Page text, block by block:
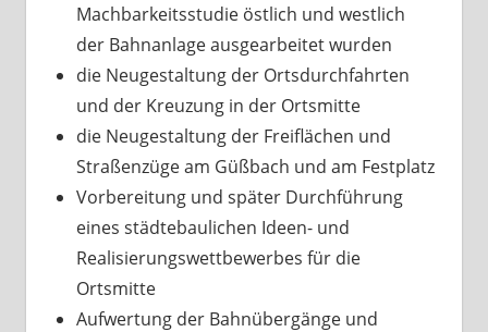
Machbarkeitsstudie östlich und westlich
der Bahnanlage ausgearbeitet wurden
die Neugestaltung der Ortsdurchfahrten
und der Kreuzung in der Ortsmitte
die Neugestaltung der Freiflächen und
Straßenzüge am Güßbach und am Festplatz
Vorbereitung und später Durchführung
eines städtebaulichen Ideen- und
Realisierungswettbewerbes für die
Ortsmitte
Aufwertung der Bahnübergänge und